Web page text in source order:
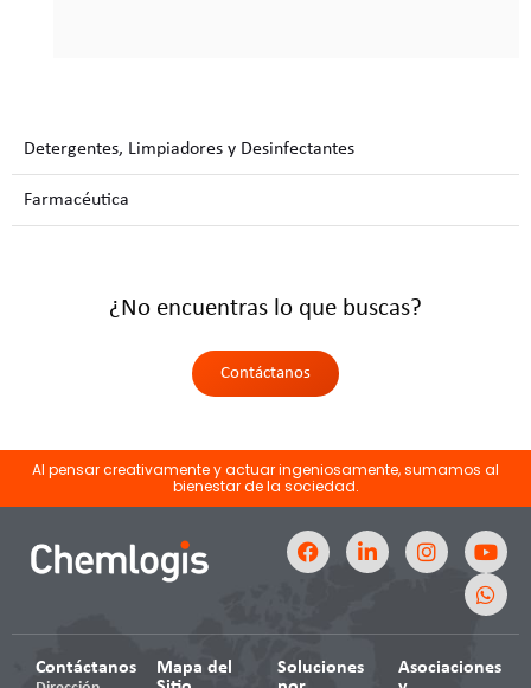
Detergentes, Limpiadores y Desinfectantes
Farmacéutica
¿No encuentras lo que buscas?
Contáctanos
Al pensar creativamente y actuar ingeniosamente, sumamos al
bienestar de la sociedad.
Contáctanos
Mapa del
Soluciones
Asociaciones